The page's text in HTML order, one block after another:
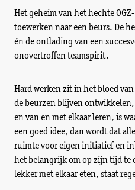
Het geheim van het hechte
toewerken naar een beurs. De
én de ontlading van een
onovertroffen teamspirit.
Hard werken zit in het bloed
de beurzen blijven
en van en met elkaar leren, is
een goed idee, dan wordt dat
ruimte voor eigen initiatief en
het belangrijk om op zijn tijd te
lekker met elkaar eten, staat